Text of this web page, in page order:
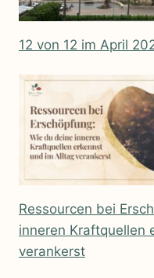
12 von 12 im April
Ressourcen bei
inneren Kraftquellen
verankerst